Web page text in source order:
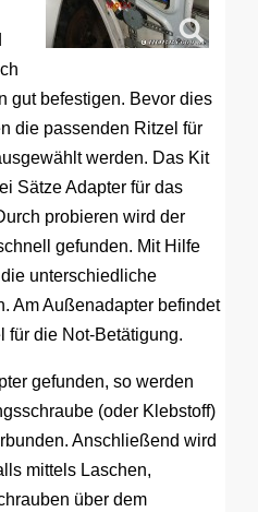
gut befestigen. Bevor dies
die passenden Ritzel für
werden. Das Kit
Sätze Adapter für das
probieren wird der
gefunden. Mit Hilfe
unterschiedliche
Am Außenadapter befindet
für die Not-Betätigung.
gefunden, so werden
(oder Klebstoff)
Anschließend wird
mittels Laschen,
über dem